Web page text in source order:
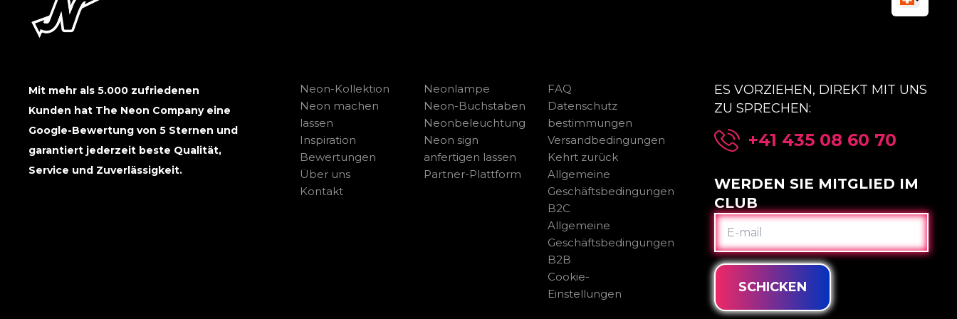
Mit mehr als 5.000 zufriedenen
Kunden hat The Neon Company eine
Google-Bewertung von 5 Sternen und
garantiert jederzeit beste Qualität,
Service und Zuverlässigkeit.
Neon-Kollektion
Neon machen
lassen
Inspiration
Bewertungen
Über uns
Kontakt
Neonlampe
Neon-Buchstaben
Neonbeleuchtung
Neon sign
anfertigen lassen
Partner-Plattform
FAQ
Datenschutz
bestimmungen
Versandbedingungen
Kehrt zurück
Allgemeine
Geschäftsbedingungen
B2C
Allgemeine
Geschäftsbedingungen
B2B
Cookie-
Einstellungen
ES VORZIEHEN, DIREKT MIT UNS
ZU SPRECHEN:
+41 435 08 60 70
WERDEN SIE MITGLIED IM
CLUB
E-
MAIL
SCHICKEN